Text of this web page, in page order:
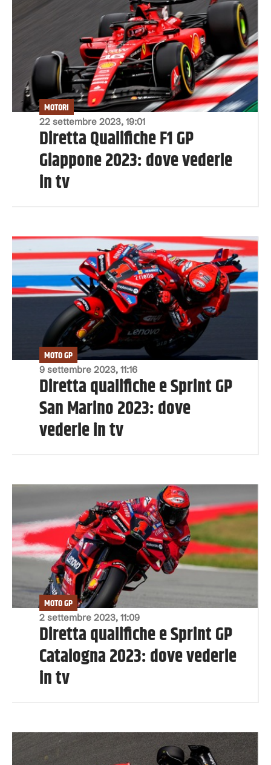
22 settembre 2023, 19:01
MOTORI
Diretta Qualifiche F1 GP
Giappone 2023: dove vederle
in tv
9 settembre 2023, 11:16
MOTO GP
Diretta qualifiche e Sprint GP
San Marino 2023: dove
vederle in tv
2 settembre 2023, 11:09
MOTO GP
Diretta qualifiche e Sprint GP
Catalogna 2023: dove vederle
in tv